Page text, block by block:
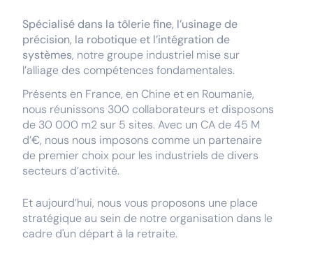
Spécialisé dans la tôlerie fine, l’usinage de
précision, la robotique et l’intégration de
systèmes, notre groupe industriel mise sur
l’alliage des compétences fondamentales.
Présents en France, en Chine et en Roumanie,
nous réunissons 300 collaborateurs et disposons
de 30 000 m2 sur 5 sites. Avec un CA de 45 M
d’€, nous nous imposons comme un partenaire
de premier choix pour les industriels de divers
secteurs d’activité.
Et aujourd’hui, nous vous proposons une place
stratégique au sein de notre organisation dans le
cadre d'un départ à la retraite.